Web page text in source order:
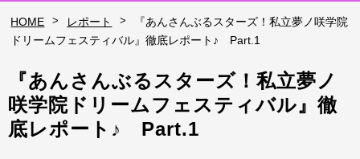
HOME > レポート >
『あんさんぶるスターズ！私立夢ノ咲学院
ドリームフェスティバル』徹底レポート♪ Part.1
『あんさんぶるスターズ！私立夢ノ
咲学院ドリームフェスティバル』徹
底レポート♪ Part.1